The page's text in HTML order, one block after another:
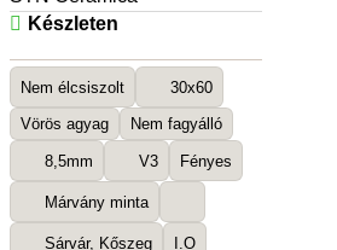
Készleten
Nem élcsiszolt 30x60
Vörös agyag Nem fagyálló
8,5mm V3 Fényes
Márvány minta
Sárvár, Kőszeg I.O